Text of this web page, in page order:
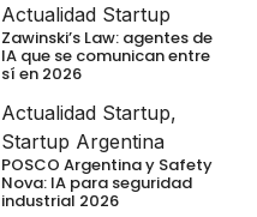
Actualidad Startup
Zawinski’s Law: agentes de
IA que se comunican entre
sí en 2026
Actualidad Startup,
Startup Argentina
POSCO Argentina y Safety
Nova: IA para seguridad
industrial 2026